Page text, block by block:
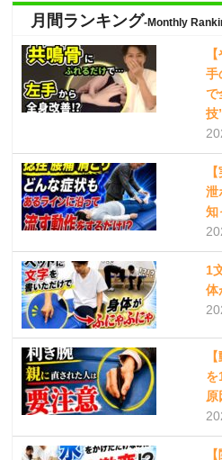
月間ランキング-Monthly
手
で
技
泄
知
1
体
を
原